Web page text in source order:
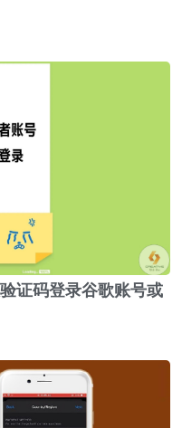
证码登录谷歌账号或